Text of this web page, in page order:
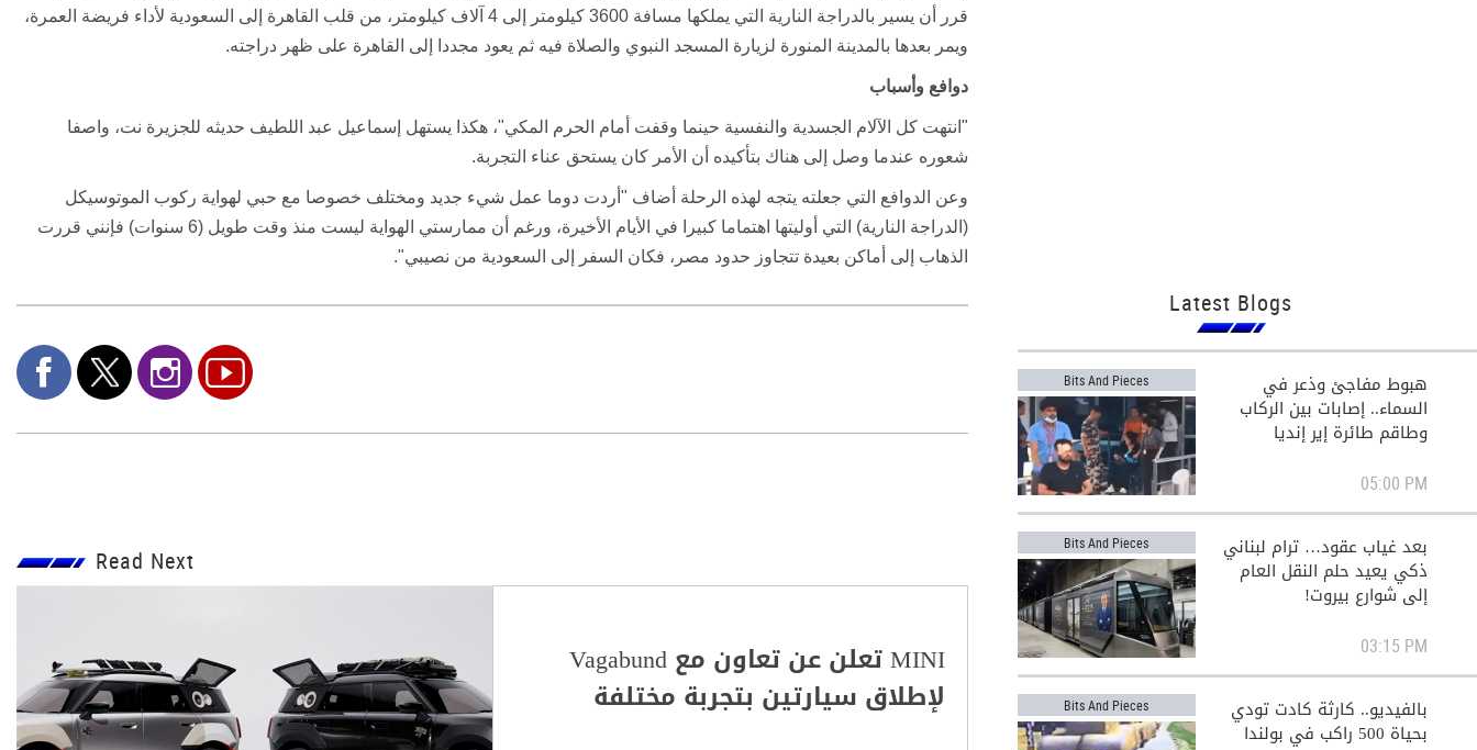
قرر أن يسير بالدراجة النارية التي يملكها مسافة 3600 كيلومتر إلى 4 آلاف كيلومتر، من قلب القاهرة إلى السعودية لأداء فريضة العمرة،
ويمر بعدها بالمدينة المنورة لزيارة المسجد النبوي والصلاة فيه ثم يعود مجددا إلى القاهرة على ظهر دراجته.
دوافع وأسباب
"انتهت كل الآلام الجسدية والنفسية حينما وقفت أمام الحرم المكي"، هكذا يستهل إسماعيل عبد اللطيف حديثه للجزيرة نت، واصفا
شعوره عندما وصل إلى هناك بتأكيده أن الأمر كان يستحق عناء التجربة.
وعن الدوافع التي جعلته يتجه لهذه الرحلة أضاف "أردت دوما عمل شيء جديد ومختلف خصوصا مع حبي لهواية ركوب الموتوسيكل
(الدراجة النارية) التي أوليتها اهتماما كبيرا في الأيام الأخيرة، ورغم أن ممارستي الهواية ليست منذ وقت طويل (6 سنوات) فإنني قررت
الذهاب إلى أماكن بعيدة تتجاوز حدود مصر، فكان السفر إلى السعودية من نصيبي".
Read Next View All
MINI تعلن عن تعاون مع Vagabund
لإطلاق سيارتين بتجربة مختلفة
Latest Blogs
Bits And Pieces هبوط مفاجئ وذعر في
السماء.. إصابات بين الركاب
وطاقم طائرة إير إنديا
05:00 PM
Bits And Pieces بعد غياب عقود… ترام لبناني
ذكي يعيد حلم النقل العام
إلى شوارع بيروت!
03:15 PM
Bits And Pieces بالفيديو.. كارثة كادت تودي
بحياة 500 راكب في بولندا